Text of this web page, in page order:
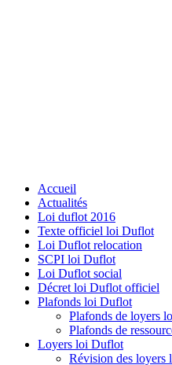
Accueil
Actualités
Loi duflot 2016
Texte officiel loi Duflot
Loi Duflot relocation
SCPI loi Duflot
Loi Duflot social
Décret loi Duflot officiel
Plafonds loi Duflot
Plafonds de loyers
Plafonds de
Loyers loi Duflot
Révision des loyers